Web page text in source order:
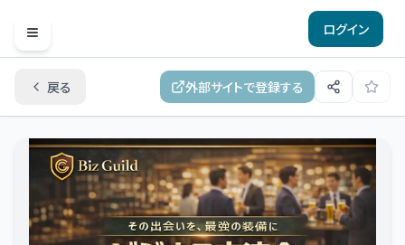
Open menu
ログイン
戻る 外部サイトで登録する